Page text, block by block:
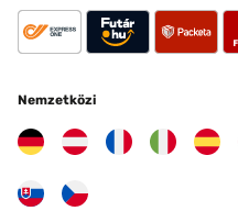
Nemzetközi